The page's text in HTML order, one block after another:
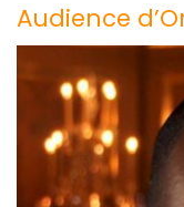
Audience